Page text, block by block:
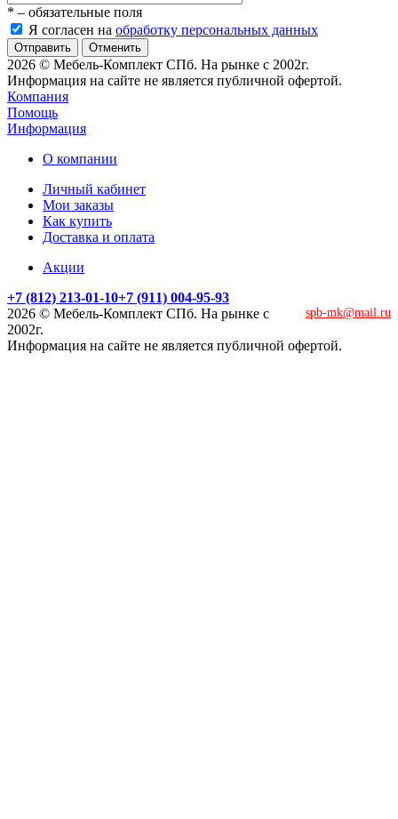
* – обязательные поля
Я согласен на обработку персональных данных
Отменить
2026 © Мебель-Комплект СПб. На рынке с 2002г.
Информация на сайте не является публичной офертой.
Компания
Помощь
Информация
О компании
Личный кабинет
Мои заказы
Как купить
Доставка и оплата
Акции
+7 (812) 213-01-10+7 (911) 004-95-93
spb-mk@mail.ru
2026 © Мебель-Комплект СПб. На рынке с
2002г.
Информация на сайте не является публичной офертой.